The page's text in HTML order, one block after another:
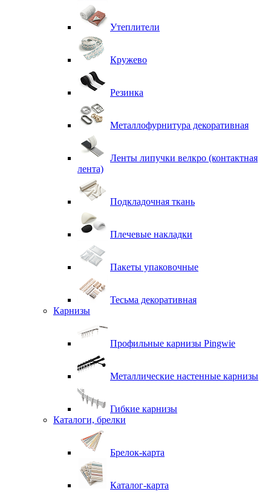
Утеплители
Кружево
Резинка
Металлофурнитура декоративная
Ленты липучки велкро (контактная
лента)
Подкладочная ткань
Плечевые накладки
Пакеты упаковочные
Тесьма декоративная
Карнизы
Профильные карнизы Pingwie
Металлические настенные карнизы
Гибкие карнизы
Каталоги, брелки
Брелок-карта
Каталог-карта